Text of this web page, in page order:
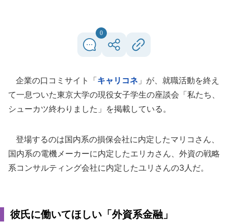
0
企業の口コミサイト「キャリコネ 」が、就職活動を終え
て一息ついた東京大学の現役女子学生の座談会「私たち、
シューカツ終わりました」を掲載している。
登場するのは国内系の損保会社に内定したマリコさん、
国内系の電機メーカーに内定したエリカさん、外資の戦略
系コンサルティング会社に内定したユリさんの3人だ。
彼氏に働いてほしい「外資系金融」